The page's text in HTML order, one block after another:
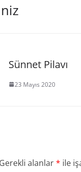
Sünnet Pilavı
23 Mayıs 2020
Gerekli alanlar* ile